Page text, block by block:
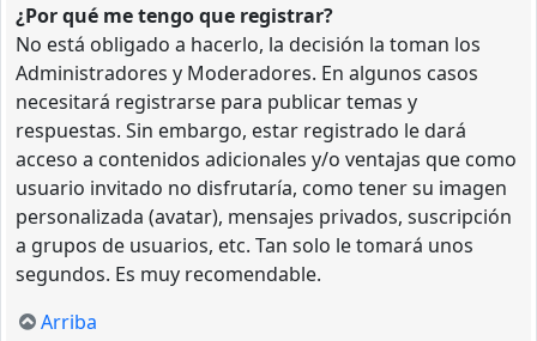
¿Por qué me tengo que registrar?
No está obligado a hacerlo, la decisión la toman los
Administradores y Moderadores. En algunos casos
necesitará registrarse para publicar temas y
respuestas. Sin embargo, estar registrado le dará
acceso a contenidos adicionales y/o ventajas que como
usuario invitado no disfrutaría, como tener su imagen
personalizada (avatar), mensajes privados, suscripción
a grupos de usuarios, etc. Tan solo le tomará unos
segundos. Es muy recomendable.
Arriba